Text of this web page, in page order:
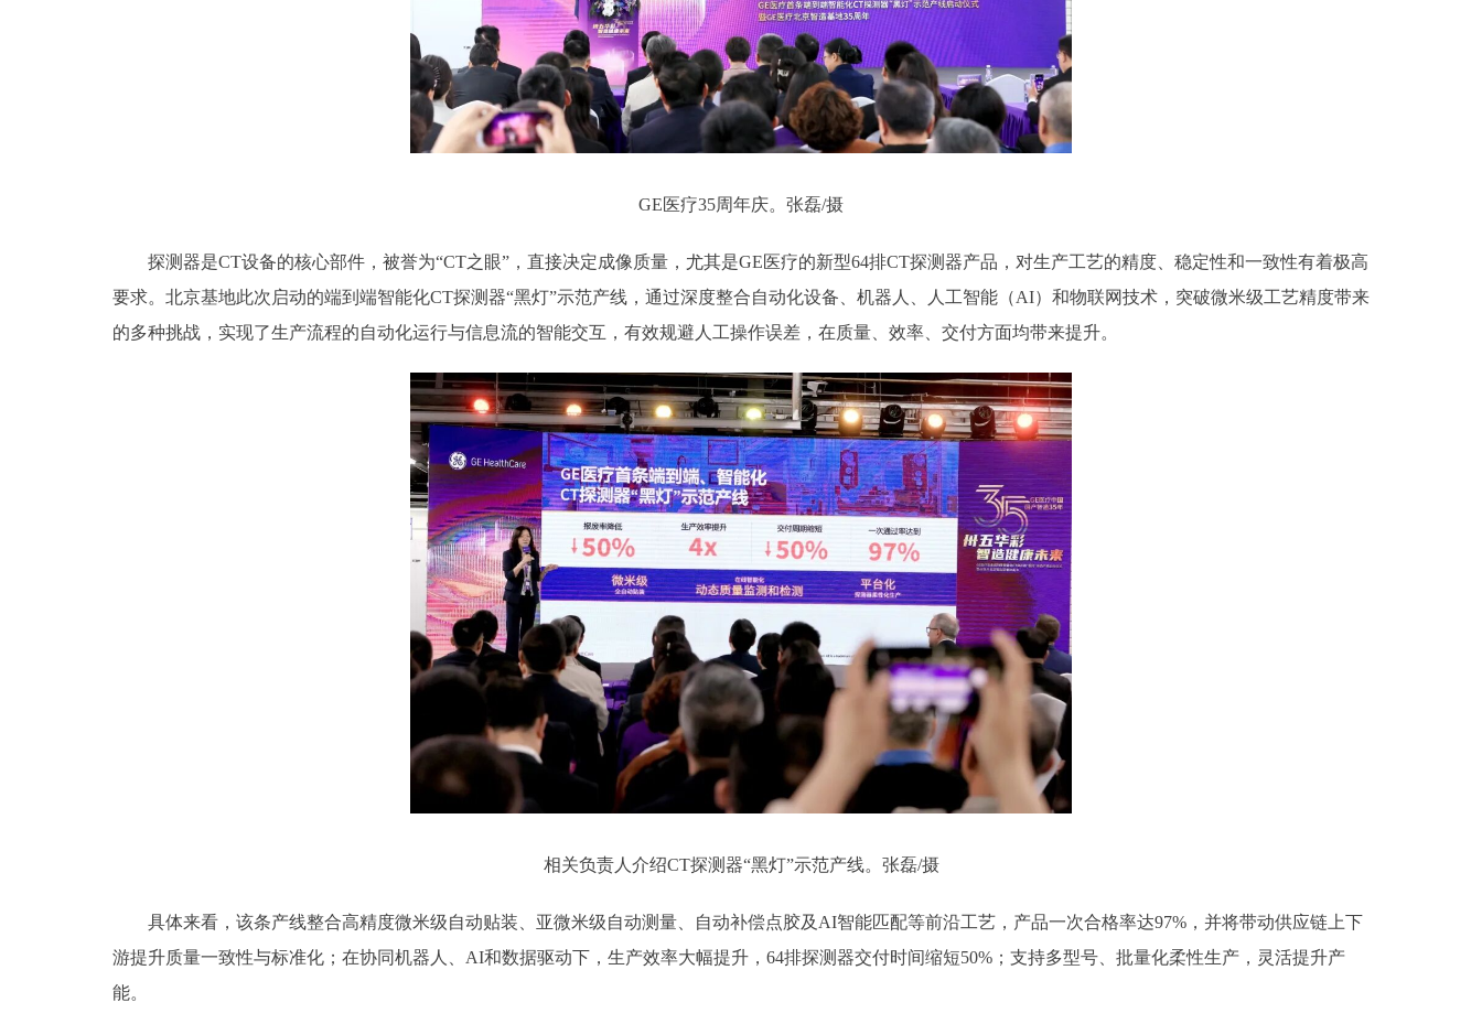
GE医疗35周年庆。张磊/摄
探测器是CT设备的核心部件，被誉为“CT之眼”，直接决定成像质量，尤其是GE医疗的新型64排CT探测器产品，对生产工艺的精度、稳定性和一致性有着极高
要求。北京基地此次启动的端到端智能化CT探测器“黑灯”示范产线，通过深度整合自动化设备、机器人、人工智能（AI）和物联网技术，突破微米级工艺精度带来
的多种挑战，实现了生产流程的自动化运行与信息流的智能交互，有效规避人工操作误差，在质量、效率、交付方面均带来提升。
相关负责人介绍CT探测器“黑灯”示范产线。张磊/摄
具体来看，该条产线整合高精度微米级自动贴装、亚微米级自动测量、自动补偿点胶及AI智能匹配等前沿工艺，产品一次合格率达97%，并将带动供应链上下
游提升质量一致性与标准化；在协同机器人、AI和数据驱动下，生产效率大幅提升，64排探测器交付时间缩短50%；支持多型号、批量化柔性生产，灵活提升产
能。